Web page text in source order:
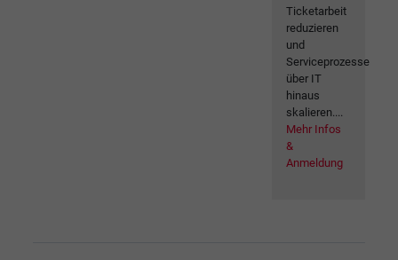
Ticketarbeit
reduzieren
und
Serviceprozesse
über IT
hinaus
skalieren....
Mehr Infos
&
Anmeldung